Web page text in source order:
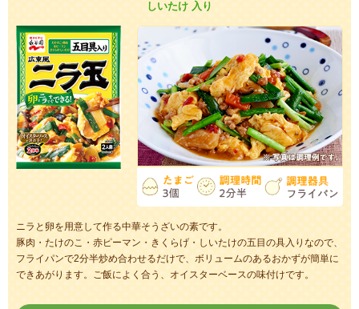
しいたけ 入り
ニラと卵を用意して作る中華そうざいの素です。
豚肉・たけのこ・赤ピーマン・きくらげ・しいたけの五目の具入りなので、
フライパンで2分半炒め合わせるだけで、ボリュームのあるおかずが簡単に
できあがります。ご飯によく合う、オイスターベースの味付けです。